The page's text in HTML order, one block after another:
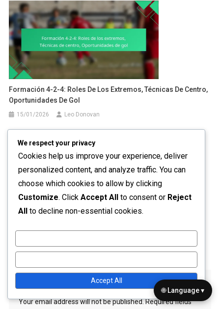
Formación 4-2-4: Roles De Los Extremos, Técnicas De Centro,
Oportunidades De Gol
15/01/2026 Leo Donovan
Oponentes, Conciencia Situacional
Your email address will not be published.Required fields
We respect your privacy
Cookies help us improve your experience, deliver
personalized content, and analyze traffic. You can
choose which cookies to allow by clicking
Customize. Click Accept All to consent or Reject
All to decline non-essential cookies.
Accept All
🌐 Language ▾